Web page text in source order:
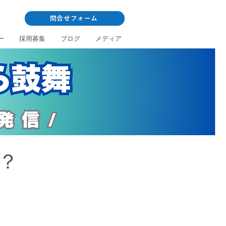
問合せフォーム
採用募集 ブログ メディア